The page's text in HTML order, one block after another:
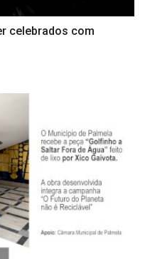
celebrados com